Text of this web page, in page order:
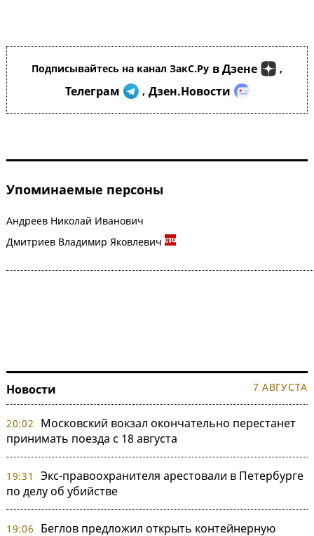
Подписывайтесь на канал ЗакС.Ру в Дзене ,
Телеграм , Дзен.Новости
Упоминаемые персоны
Андреев Николай Иванович
Дмитриев Владимир Яковлевич
Новости 7 АВГУСТА
20:02
Московский вокзал окончательно перестанет
принимать поезда с 18 августа
19:31
Экс-правоохранителя арестовали в Петербурге
по делу об убийстве
19:06 Беглов предложил открыть контейнерную